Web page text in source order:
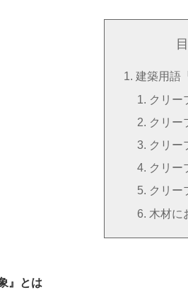
建築用語
クリー
クリー
クリー
クリー
クリー
木材に
』とは